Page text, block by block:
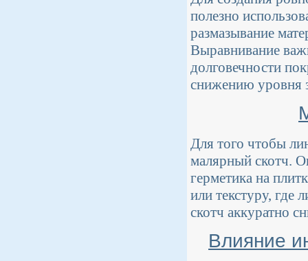
полезно
размазывание
Выравнивание
долговечности
снижению уровня
Для того чтобы
малярный скотч.
герметика на
или текстуру, где
скотч аккуратно
Влияние